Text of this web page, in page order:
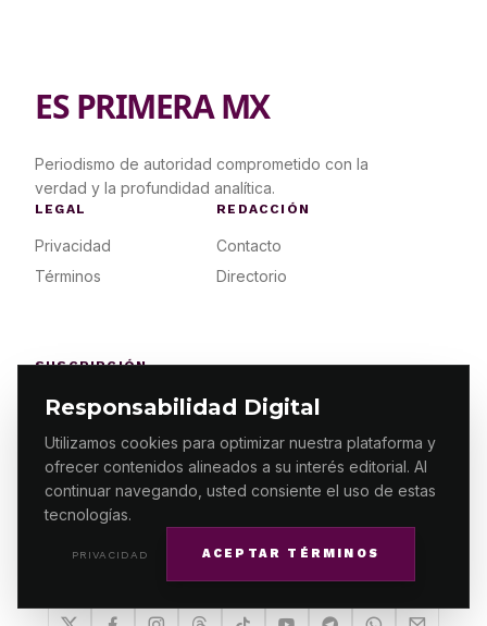
Responsabilidad Digital
Utilizamos cookies para optimizar nuestra plataforma y
ofrecer contenidos alineados a su interés editorial. Al
continuar navegando, usted consiente el uso de estas
tecnologías.
PRIVACIDAD ACEPTAR TÉRMINOS
ES PRIMERA MX
Periodismo de autoridad comprometido con la
verdad y la profundidad analítica.
LEGAL
Privacidad
Términos
REDACCIÓN
Contacto
Directorio
SUSCRIPCIÓN
Planes
Acceso